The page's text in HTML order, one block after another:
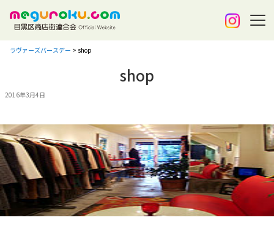
ラヴァーズバースデー > shop
shop
2016年3月4日